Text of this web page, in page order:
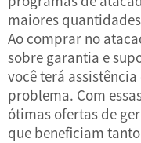
maiores
Ao comprar no
sobre garantia e
você terá
problema. Com
ótimas ofertas de
que beneficiam